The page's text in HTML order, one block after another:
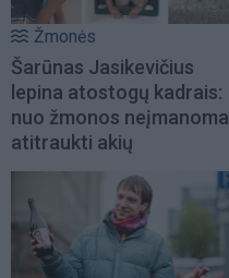
Žmonės
Šarūnas Jasikevičius
lepina atostogų kadrais:
nuo žmonos neįmanoma
atitraukti akių